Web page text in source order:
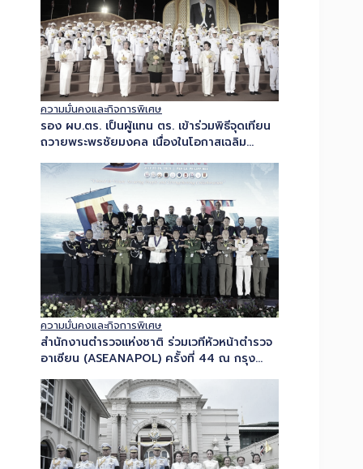
ความมั่นคงและกิจการพิเศษ
รอง ผบ.ตร. เป็นผู้แทน ตร. เข้าร่วมพิธีจุดเทียน
ถวายพระพรชัยมงคล เนื่องในโอกาสเฉลิม
พระชนมพรรษาพระบาทสมเด็จพระเจ้าอยู่หัว 28
กรกฎาคม 2569…
ความมั่นคงและกิจการพิเศษ
สำนักงานตำรวจแห่งชาติ ร่วมเวทีหัวหน้าตำรวจ
อาเซียน (ASEANAPOL) ครั้งที่ 44 ณ กรุง
มะนิลา ภายใต้แนวคิด “United in…